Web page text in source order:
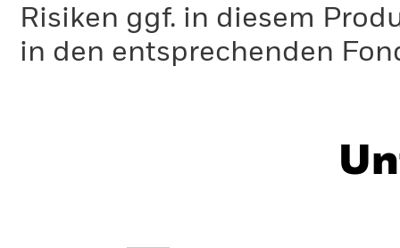
Risiken ggf. in diesem
in den entsprechenden